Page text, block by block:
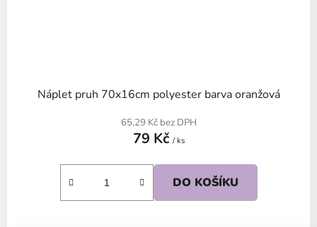
Náplet pruh 70x16cm polyester barva oranžová
65,29 Kč bez DPH
79 Kč / ks
DO KOŠÍKU